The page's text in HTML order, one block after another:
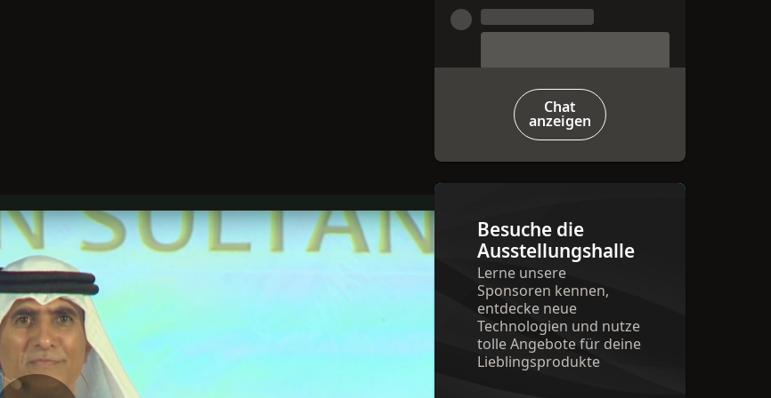
Wiedergabelisten Weitergeben Automatisch übersetzen
Al Qasimi: Virtual
Gesponsert von: RootsTech
Chat
anzeigen
Besuche die
Ausstellungshalle
Lerne unsere
Sponsoren kennen,
entdecke neue
Technologien und nutze
tolle Angebote für deine
Lieblingsprodukte